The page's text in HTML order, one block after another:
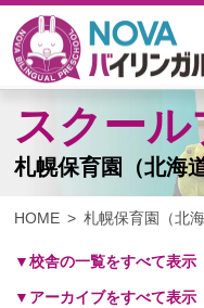
スクー
札幌保育園（北海
HOME 札幌保育園（北海
▼校舎の一覧をすべて表示
札幌保育園（北海道）
▼アーカイブをすべて表示